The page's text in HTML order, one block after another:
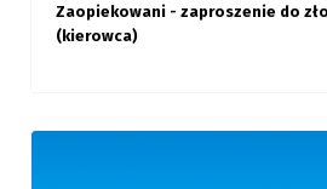
Zaopiekowani - zaproszenie do
(kierowca)